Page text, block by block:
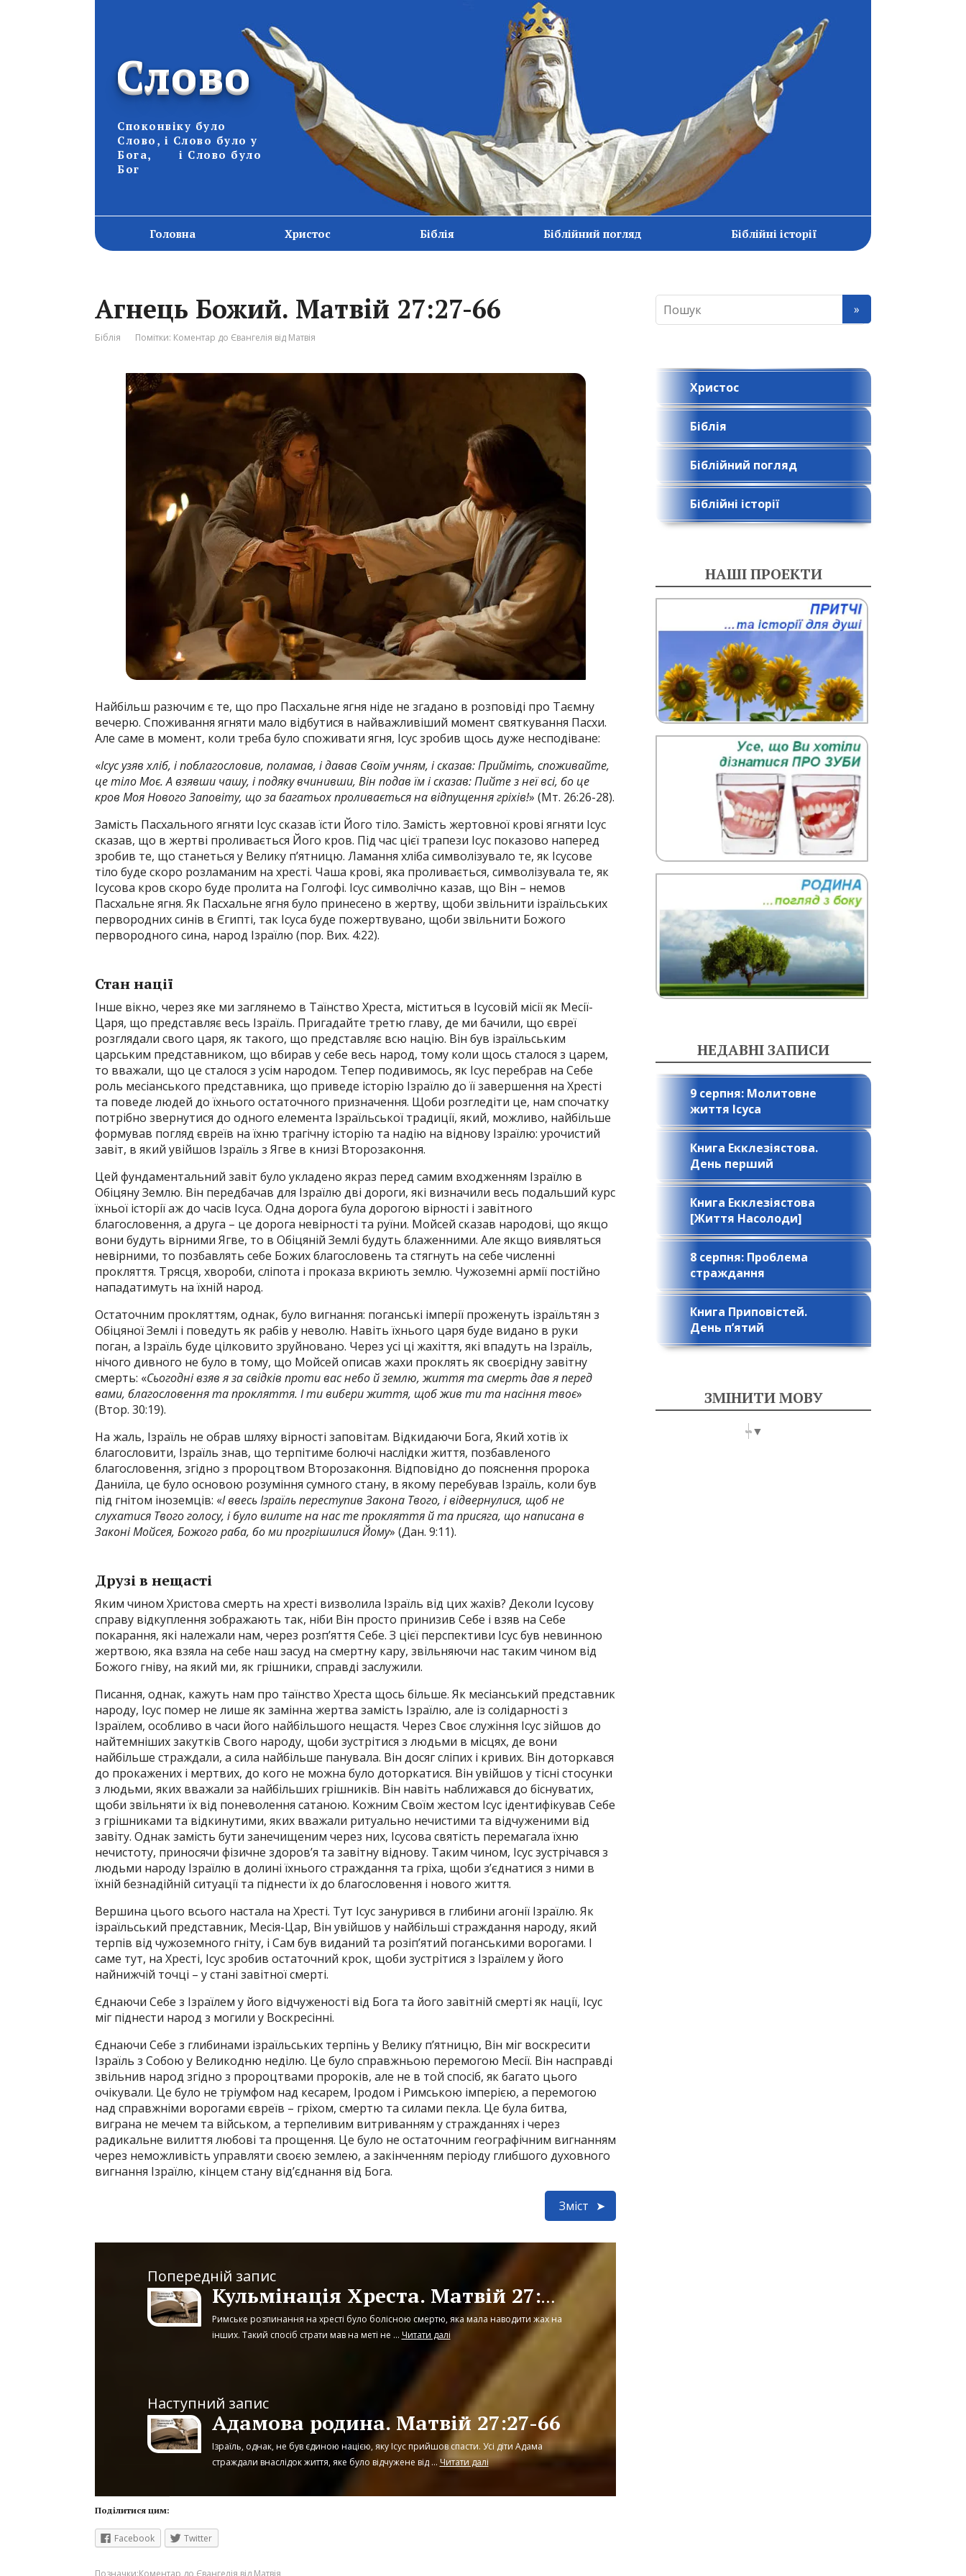
Слово
Споконвіку було
Слово, і Слово було у
Бога, і Слово було
Бог
Головна Христос Біблія Біблійний погляд Біблійні історії
Агнець Божий. Матвій 27:27-66
Біблія Помітки: Коментар до Євангелія від Матвія
Найбільш разючим є те, що про Пасхальне ягня ніде не згадано в розповіді про Таємну
вечерю. Споживання ягняти мало відбутися в найважливіший момент святкування Пасхи.
Але саме в момент, коли треба було споживати ягня, Ісус зробив щось дуже несподіване:
«Ісус узяв хліб, і поблагословив, поламав, і давав Своїм учням, і сказав: Прийміть, споживайте,
це тіло Моє. А взявши чашу, і подяку вчинивши, Він подав їм і сказав: Пийте з неї всі, бо це
кров Моя Нового Заповіту, що за багатьох проливається на відпущення гріхів!» (Мт. 26:26-28).
Замість Пасхального ягняти Ісус сказав їсти Його тіло. Замість жертовної крові ягняти Ісус
сказав, що в жертві проливається Його кров. Під час цієї трапези Ісус показово наперед
зробив те, що станеться у Велику п’ятницю. Ламання хліба символізувало те, як Ісусове
тіло буде скоро розламаним на хресті. Чаша крові, яка проливається, символізувала те, як
Ісусова кров скоро буде пролита на Голгофі. Ісус символічно казав, що Він – немов
Пасхальне ягня. Як Пасхальне ягня було принесено в жертву, щоби звільнити ізраїльських
первородних синів в Єгипті, так Ісуса буде пожертвувано, щоби звільнити Божого
первородного сина, народ Ізраїлю (пор. Вих. 4:22).
Стан нації
Інше вікно, через яке ми заглянемо в Таїнство Хреста, міститься в Ісусовій місії як Месії-
Царя, що представляє весь Ізраїль. Пригадайте третю главу, де ми бачили, що євреї
розглядали свого царя, як такого, що представляє всю націю. Він був ізраїльським
царським представником, що вбирав у себе весь народ, тому коли щось сталося з царем,
то вважали, що це сталося з усім народом. Тепер подивимось, як Ісус перебрав на Себе
роль месіанського представника, що приведе історію Ізраїлю до її завершення на Хресті
та поведе людей до їхнього остаточного призначення. Щоби розгледіти це, нам спочатку
потрібно звернутися до одного елемента Ізраїльської традиції, який, можливо, найбільше
формував погляд євреїв на їхню трагічну історію та надію на віднову Ізраїлю: урочистий
завіт, в який увійшов Ізраїль з Ягве в книзі Второзаконня.
Цей фундаментальний завіт було укладено якраз перед самим входженням Ізраїлю в
Обіцяну Землю. Він передбачав для Ізраїлю дві дороги, які визначили весь подальший курс
їхньої історії аж до часів Ісуса. Одна дорога була дорогою вірності і завітного
благословення, а друга – це дорога невірності та руїни. Мойсей сказав народові, що якщо
вони будуть вірними Ягве, то в Обіцяній Землі будуть блаженними. Але якщо виявляться
невірними, то позбавлять себе Божих благословень та стягнуть на себе численні
прокляття. Трясця, хвороби, сліпота і проказа вкриють землю. Чужоземні армії постійно
нападатимуть на їхній народ.
Остаточним прокляттям, однак, було вигнання: поганські імперії проженуть ізраїльтян з
Обіцяної Землі і поведуть як рабів у неволю. Навіть їхнього царя буде видано в руки
поган, а Ізраїль буде цілковито зруйновано. Через усі ці жахіття, які впадуть на Ізраїль,
нічого дивного не було в тому, що Мойсей описав жахи проклять як своєрідну завітну
смерть: «Сьогодні взяв я за свідків проти вас небо й землю, життя та смерть дав я перед
вами, благословення та прокляття. І ти вибери життя, щоб жив ти та насіння твоє»
(Втор. 30:19).
На жаль, Ізраїль не обрав шляху вірності заповітам. Відкидаючи Бога, Який хотів їх
благословити, Ізраїль знав, що терпітиме болючі наслідки життя, позбавленого
благословення, згідно з пророцтвом Второзаконня. Відповідно до пояснення пророка
Даниїла, це було основою розуміння сумного стану, в якому перебував Ізраїль, коли був
під гнітом іноземців: «І ввесь Ізраїль переступив Закона Твого, і відвернулися, щоб не
слухатися Твого голосу, і було вилите на нас те прокляття й та присяга, що написана в
Законі Мойсея, Божого раба, бо ми прогрішилися Йому» (Дан. 9:11).
Друзі в нещасті
Яким чином Христова смерть на хресті визволила Ізраїль від цих жахів? Деколи Ісусову
справу відкуплення зображають так, ніби Він просто принизив Себе і взяв на Себе
покарання, які належали нам, через розп’яття Себе. З цієї перспективи Ісус був невинною
жертвою, яка взяла на себе наш засуд на смертну кару, звільняючи нас таким чином від
Божого гніву, на який ми, як грішники, справді заслужили.
Писання, однак, кажуть нам про таїнство Хреста щось більше. Як месіанський представник
народу, Ісус помер не лише як замінна жертва замість Ізраїлю, але із солідарності з
Ізраїлем, особливо в часи його найбільшого нещастя. Через Своє служіння Ісус зійшов до
найтемніших закутків Свого народу, щоби зустрітися з людьми в місцях, де вони
найбільше страждали, а сила найбільше панувала. Він досяг сліпих і кривих. Він доторкався
до прокажених і мертвих, до кого не можна було доторкатися. Він увійшов у тісні стосунки
з людьми, яких вважали за найбільших грішників. Він навіть наближався до біснуватих,
щоби звільняти їх від поневолення сатаною. Кожним Своїм жестом Ісус ідентифікував Себе
з грішниками та відкинутими, яких вважали ритуально нечистими та відчуженими від
завіту. Однак замість бути занечищеним через них, Ісусова святість перемагала їхню
нечистоту, приносячи фізичне здоров’я та завітну віднову. Таким чином, Ісус зустрічався з
людьми народу Ізраїлю в долині їхнього страждання та гріха, щоби з’єднатися з ними в
їхній безнадійній ситуації та піднести їх до благословення і нового життя.
Вершина цього всього настала на Хресті. Тут Ісус занурився в глибини агонії Ізраїлю. Як
ізраїльський представник, Месія-Цар, Він увійшов у найбільші страждання народу, який
терпів від чужоземного гніту, і Сам був виданий та розіп’ятий поганськими ворогами. І
саме тут, на Хресті, Ісус зробив остаточний крок, щоби зустрітися з Ізраїлем у його
найнижчій точці – у стані завітної смерті.
Єднаючи Себе з Ізраїлем у його відчуженості від Бога та його завітній смерті як нації, Ісус
міг піднести народ з могили у Воскресінні.
Єднаючи Себе з глибинами ізраїльських терпінь у Велику п’ятницю, Він міг воскресити
Ізраїль з Собою у Великодню неділю. Це було справжньою перемогою Месії. Він насправді
звільнив народ згідно з пророцтвами пророків, але не в той спосіб, як багато цього
очікували. Це було не тріумфом над кесарем, Іродом і Римською імперією, а перемогою
над справжніми ворогами євреїв – гріхом, смертю та силами пекла. Це була битва,
виграна не мечем та військом, а терпеливим витриванням у стражданнях і через
радикальне вилиття любові та прощення. Це було не остаточним географічним вигнанням
через неможливість управляти своєю землею, а закінченням періоду глибшого духовного
вигнання Ізраїлю, кінцем стану від’єднання від Бога.
Зміст
Попередній запис
Кульмінація Хреста. Матвій 27:27-66
Римське розпинання на хресті було болісною смертю, яка мала наводити жах на
інших. Такий спосіб страти мав на меті не ... Читати далі
Наступний запис
Адамова родина. Матвій 27:27-66
Ізраїль, однак, не був єдиною нацією, яку Ісус прийшов спасти. Усі діти Адама
страждали внаслідок життя, яке було відчужене від ... Читати далі
Поділитися цим:
Facebook Twitter
Христос
Біблія
Біблійний погляд
Біблійні історії
НАШІ ПРОЕКТИ
НЕДАВНІ ЗАПИСИ
9 серпня: Молитовне
життя Ісуса
Книга Екклезіястова.
День перший
Книга Екклезіястова
[Життя Насолоди]
8 серпня: Проблема
страждання
Книга Приповістей.
День п’ятий
ЗМІНИТИ МОВУ
▼